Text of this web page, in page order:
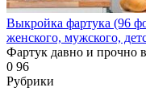
Выкройка фартука (96
женского, мужского,
Фартук давно и прочно
0 96
Рубрики